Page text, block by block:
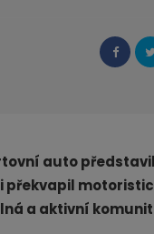
auto
a aktivní